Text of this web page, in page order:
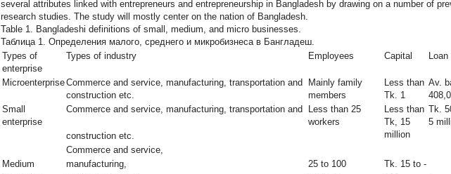
several attributes linked with entrepreneurs and entrepreneurship in Bangladesh by drawing on a number of
research studies. The study will mostly center on the nation of Bangladesh.
Table 1. Bangladeshi definitions of small, medium, and micro businesses.
Таблица 1. Определения малого, среднего и микробизнеса в Бангладеш.
Types of
enterprise
Types of industry Employees Capital
MicroenterpriseCommerce and service, manufacturing, transportation and
construction etc.
Mainly family
members
Less than
Tk. 1
Av.
Small
enterprise
Commerce and service, manufacturing, transportation and
Less than 25
workers
Less than
Tk, 15
million
Tk.
5
construction etc.
Commerce and service,
Medium
manufacturing, 25 to 100
Tk. 15 to -